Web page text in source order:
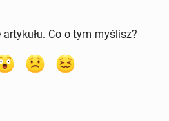
Co o tym myślisz?